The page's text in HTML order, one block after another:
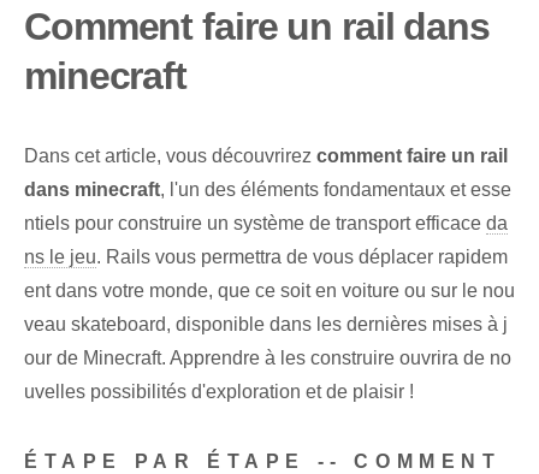
Comment faire un rail dans
minecraft
Dans cet article, vous découvrirez comment faire un rail
dans minecraft, l'un des éléments fondamentaux et esse
ntiels pour construire un système de transport efficace da
ns le jeu. Rails vous permettra de vous déplacer rapidem
ent dans votre monde, que ce soit en voiture ou sur le nou
veau skateboard, disponible dans les dernières mises à j
our de Minecraft. Apprendre à les construire ouvrira de no
uvelles possibilités d'exploration et de plaisir !
ÉTAPE PAR ÉTAPE -- COMMENT